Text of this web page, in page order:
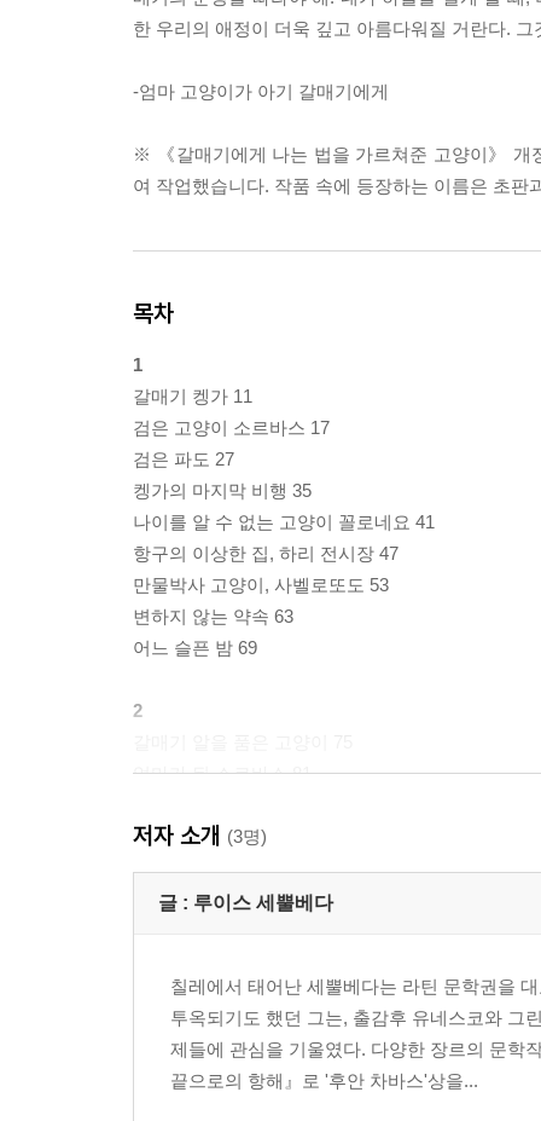
한 우리의 애정이 더욱 깊고 아름다워질 거란다.
-엄마 고양이가 아기 갈매기에게
※ 《갈매기에게 나는 법을 가르쳐준 고양이》 개
여 작업했습니다. 작품 속에 등장하는 이름은 초판
목차
1
갈매기 켕가 11
검은 고양이 소르바스 17
검은 파도 27
켕가의 마지막 비행 35
나이를 알 수 없는 고양이 꼴로네요 41
항구의 이상한 집, 하리 전시장 47
만물박사 고양이, 사벨로또도 53
변하지 않는 약속 63
어느 슬픈 밤 69
2
엄마가 된 소르바스 81
왕초 쥐와의 협상 95
수컷일까 암컷일까 105
진정한 행운아, 아포르뚜나다 113
선택된 인간, 시인 133
시인을 만나다 139
날아라, 아포르뚜나다 149
저자 소개 (3명)
글 : 루이스 세뿔베다
칠레에서 태어난 세뿔베다는 라틴 문학권을
투옥되기도 했던 그는, 출감후 유네스코와 그
제들에 관심을 기울였다. 다양한 장르의 문학
끝으로의 항해』로 '후안 차바스'상을...